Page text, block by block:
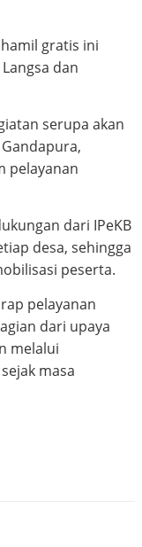
gratis ini
dan
serupa akan
pelayanan
dari IPeKB
desa, sehingga
peserta.
pelayanan
dari upaya
melalui
masa